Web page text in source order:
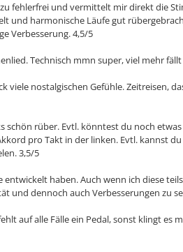
fehlerfrei und vermittelt mir direkt die
und harmonische Läufe gut
Verbesserung. 4,5/5
Technisch mmn super, viel mehr
nostalgischen Gefühle. Zeitreisen,
schön rüber. Evtl. könntest du noch
pro Takt in der linken. Evtl. kannst
3,5/5
entwickelt haben. Auch wenn ich diese
und dennoch auch Verbesserungen zu
auf alle Fälle ein Pedal, sonst klingt